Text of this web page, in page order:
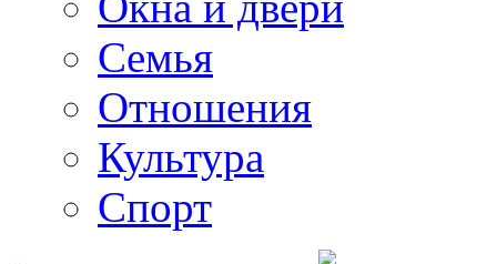
Семья
Отношения
Культура
Спорт